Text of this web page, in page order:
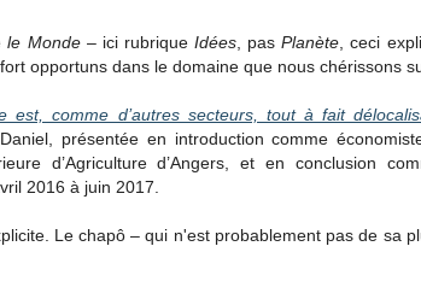
le Monde– ici rubrique Idées , pasPlanète , ceci
opportuns dans le domaine que nous chérissons
est, comme d’autres secteurs, tout à fait
présentée en introduction comme
d’Agriculture d’Angers, et en conclusion
2016 à juin 2017.
Le chapô – qui n'est probablement pas de sa